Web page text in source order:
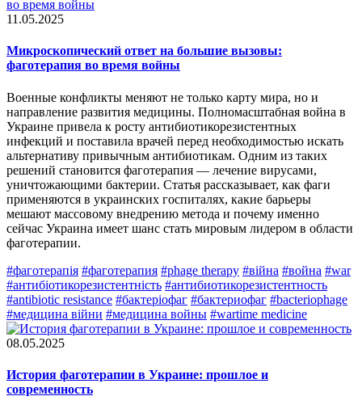
11.05.2025
Микроскопический ответ на большие вызовы:
фаготерапия во время войны
Военные конфликты меняют не только карту мира, но и
направление развития медицины. Полномасштабная война в
Украине привела к росту антибиотикорезистентных
инфекций и поставила врачей перед необходимостью искать
альтернативу привычным антибиотикам. Одним из таких
решений становится фаготерапия — лечение вирусами,
уничтожающими бактерии. Статья рассказывает, как фаги
применяются в украинских госпиталях, какие барьеры
мешают массовому внедрению метода и почему именно
сейчас Украина имеет шанс стать мировым лидером в области
фаготерапии.
#фаготерапія #фаготерапия #phage therapy #війна #война #war
#антибіотикорезистентність #антибиотикорезистентность
#antibiotic resistance #бактеріофаг #бактериофаг #bacteriophage
#медицина війни #медицина войны #wartime medicine
08.05.2025
История фаготерапии в Украине: прошлое и
современность